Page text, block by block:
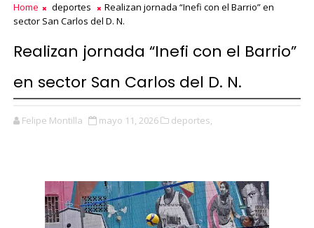
Home deportes
Realizan jornada “Inefi con el Barrio” en
sector San Carlos del D. N.
Realizan jornada “Inefi con el Barrio”
en sector San Carlos del D. N.
Felipe Montilla mayo 11, 2026 deportes,